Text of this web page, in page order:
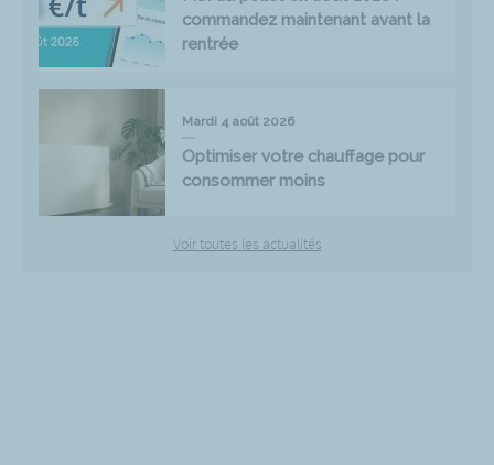
commandez maintenant avant la
rentrée
Mardi 4 août 2026
Optimiser votre chauffage pour
consommer moins
Voir toutes les actualités